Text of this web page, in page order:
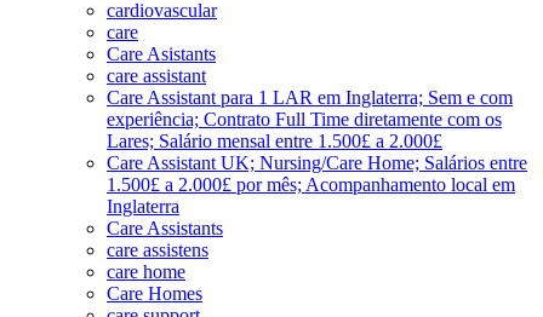
cardiovascular
care
Care Asistants
care assistant
Care Assistant para 1 LAR em Inglaterra; Sem e com
experiência; Contrato Full Time diretamente com os
Lares; Salário mensal entre 1.500£ a 2.000£
Care Assistant UK; Nursing/Care Home; Salários entre
1.500£ a 2.000£ por mês; Acompanhamento local em
Inglaterra
Care Assistants
care assistens
care home
Care Homes